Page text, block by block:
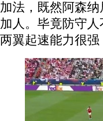
加法，既然阿森
加人。毕竟防守
两翼起速能力很